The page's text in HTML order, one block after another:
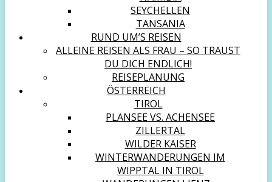
SEYCHELLEN
TANSANIA
RUND UM’S REISEN
ALLEINE REISEN ALS FRAU – SO TRAUST
DU DICH ENDLICH!
REISEPLANUNG
ÖSTERREICH
TIROL
PLANSEE VS. ACHENSEE
ZILLERTAL
WILDER KAISER
WINTERWANDERUNGEN IM
WIPPTAL IN TIROL